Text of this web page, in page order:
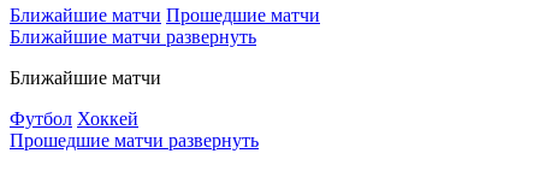
Ближайшие матчи Прошедшие матчи
Ближайшие матчи развернуть
Ближайшие матчи
Футбол Хоккей
Прошедшие матчи развернуть